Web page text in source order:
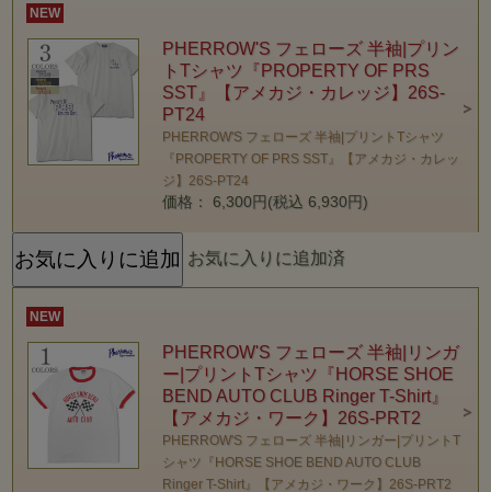
NEW
PHERROW'S フェローズ 半袖|プリン
トTシャツ『PROPERTY OF PRS
SST』【アメカジ・カレッジ】26S-
PT24
PHERROW'S フェローズ 半袖|プリントTシャツ
『PROPERTY OF PRS SST』【アメカジ・カレッ
ジ】26S-PT24
価格： 6,300円(税込 6,930円)
お気に入りに追加済
NEW
PHERROW'S フェローズ 半袖|リンガ
ー|プリントTシャツ『HORSE SHOE
BEND AUTO CLUB Ringer T-Shirt』
【アメカジ・ワーク】26S-PRT2
PHERROW'S フェローズ 半袖|リンガー|プリントT
シャツ『HORSE SHOE BEND AUTO CLUB
Ringer T-Shirt』【アメカジ・ワーク】26S-PRT2